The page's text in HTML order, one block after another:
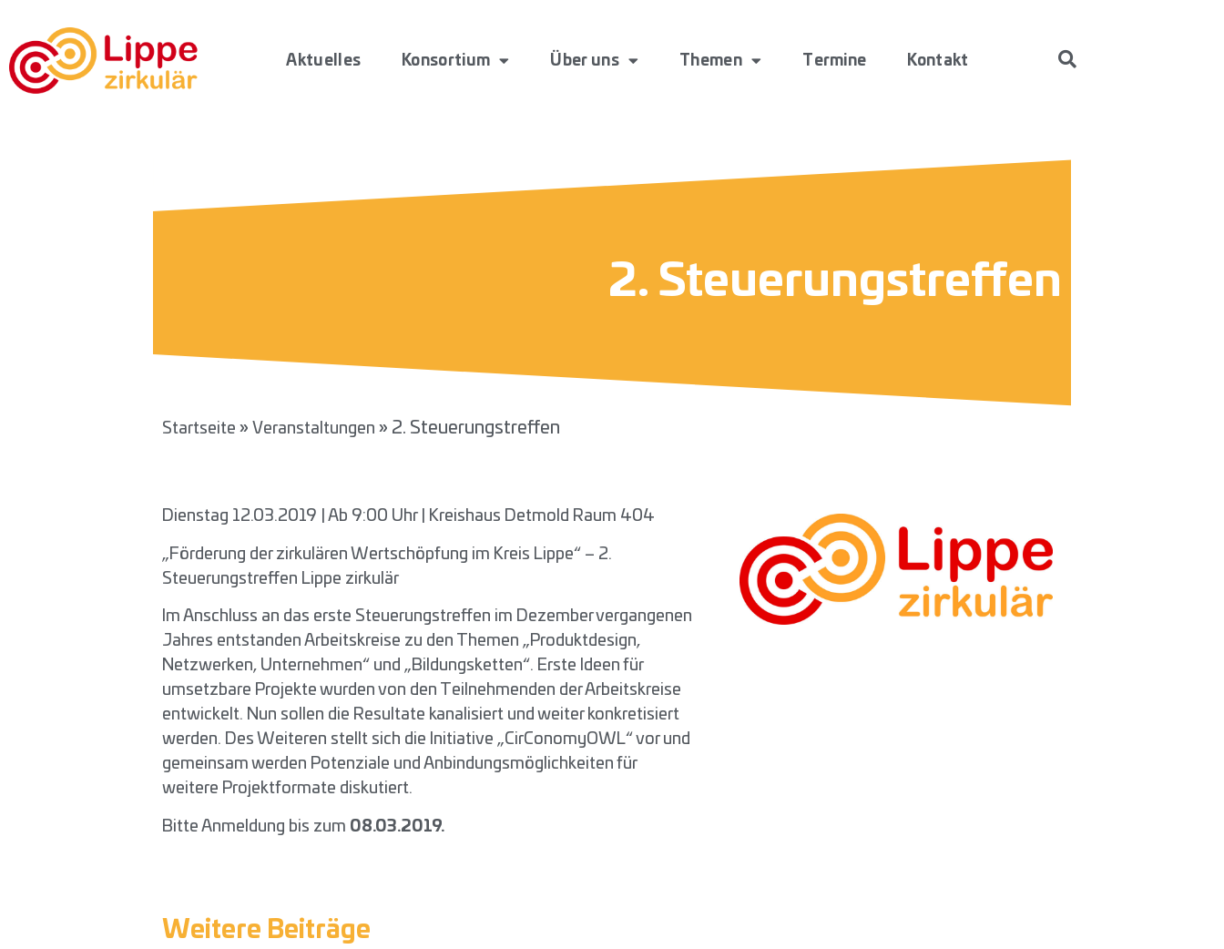
Aktuelles Konsortium Über uns Themen Termine Kontakt
2. Steuerungstreffen
Startseite » Veranstaltungen » 2. Steuerungstreffen
Dienstag 12.03.2019 | Ab 9:00 Uhr | Kreishaus Detmold Raum 404
„Förderung der zirkulären Wertschöpfung im Kreis Lippe“ – 2.
Steuerungstreffen Lippe zirkulär
Im Anschluss an das erste Steuerungstreffen im Dezember vergangenen
Jahres entstanden Arbeitskreise zu den Themen „Produktdesign,
Netzwerken, Unternehmen“ und „Bildungsketten“. Erste Ideen für
umsetzbare Projekte wurden von den Teilnehmenden der Arbeitskreise
entwickelt. Nun sollen die Resultate kanalisiert und weiter konkretisiert
werden. Des Weiteren stellt sich die Initiative „CirConomyOWL“ vor und
gemeinsam werden Potenziale und Anbindungsmöglichkeiten für
weitere Projektformate diskutiert.
Bitte Anmeldung bis zum 08.03.2019.
Weitere Beiträge